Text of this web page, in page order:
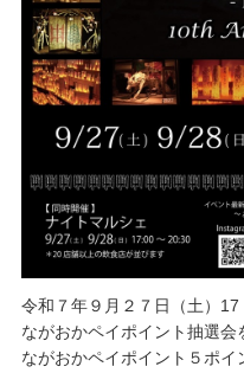
令和７年９月２７日（土）17
ながおかペイポイント抽選会
ながおかペイポイント５ポイ